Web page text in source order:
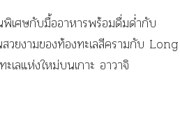
พิเศษกับมื้ออาหารพร้อมดื่มด่ำกับ
วยงามของท้องทะเลสีครามกับ Long
ะเลแห่งใหม่บนเกาะ อาวาจิ